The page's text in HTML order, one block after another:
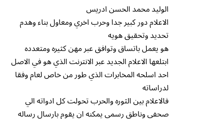
الوليد محمد الحسن ادريس
الاعلام دور كبير جدا وحرب اخري ومعاول بناء وهدم
تحديد وتحقيق هويه
هو يعمل باتساق وتوافق عبر مهن كثيره ومتعدده
ابتلعها الاعلام الجديد عبر الانترنت الذي هو في الاصل
احد اسلحه المخابرات الذي طور من خاص لعام وفقا
لدراساته
فالاعلام بين الثوره والحرب تحولت كل ادواته الي
صحفي وناطق رسمي يمكنه ان يقوم بارسال رساله